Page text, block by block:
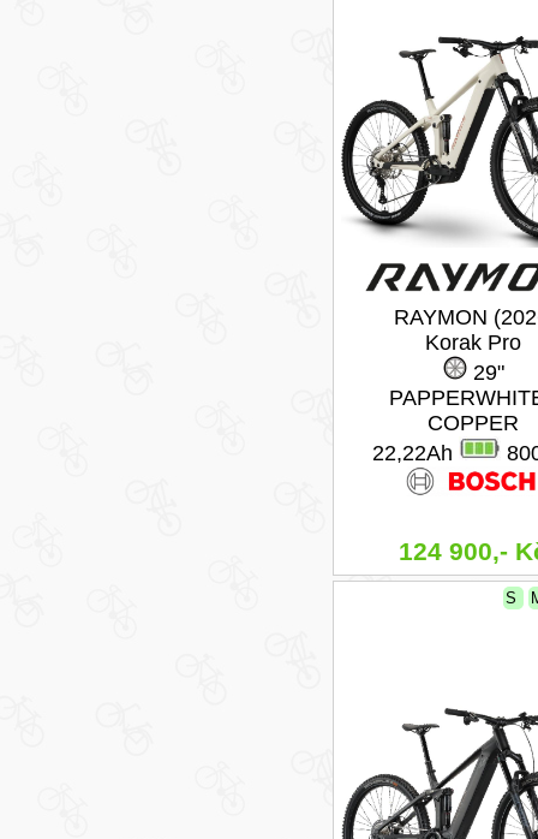
RAYMON
Korak Pro
29"
COPPER
22,22Ah
124 900,-
S